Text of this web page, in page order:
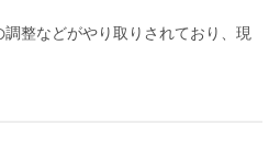
整などがやり取りされており、現